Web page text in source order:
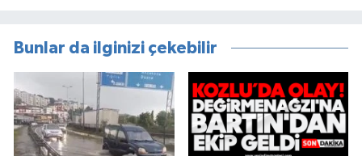
Bunlar da ilginizi çekebilir